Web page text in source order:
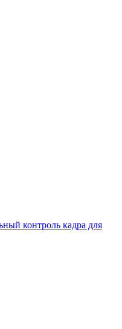
контроль кадра для